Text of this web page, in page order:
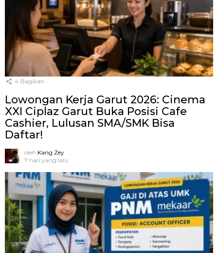
4 Bagikan
Lowongan Kerja Garut 2026: Cinema
XXI Ciplaz Garut Buka Posisi Cafe
Cashier, Lulusan SMA/SMK Bisa
Daftar!
oleh Kang Zey
7 hari yang lalu